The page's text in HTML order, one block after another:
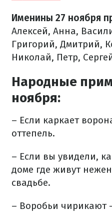
Именины 27 ноября
Алексей, Анна,
Григорий, Дмитрий,
Николай, Петр,
Народные
ноября:
– Если каркает
оттепель.
– Если вы увидели,
доме где живут
свадьбе.
– Воробьи чирикают